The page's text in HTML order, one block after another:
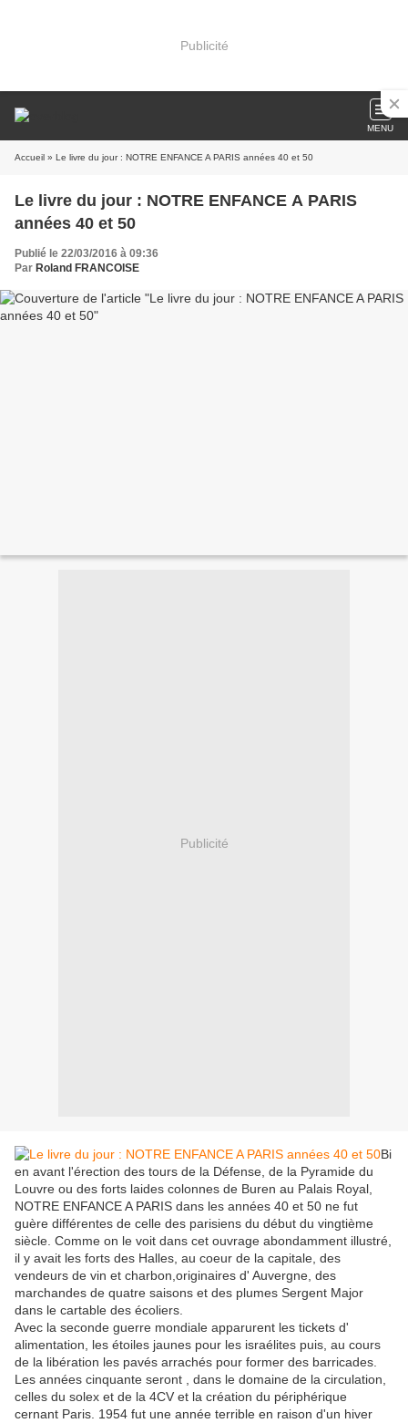
Publicité
MENU
Accueil » Le livre du jour : NOTRE ENFANCE A PARIS années 40 et 50
Le livre du jour : NOTRE ENFANCE A PARIS
années 40 et 50
Publié le 22/03/2016 à 09:36
Par Roland FRANCOISE
Publicité
Bi
en avant l'érection des tours de la Défense, de la Pyramide du
Louvre ou des forts laides colonnes de Buren au Palais Royal,
NOTRE ENFANCE A PARIS dans les années 40 et 50 ne fut
guère différentes de celle des parisiens du début du vingtième
siècle. Comme on le voit dans cet ouvrage abondamment illustré,
il y avait les forts des Halles, au coeur de la capitale, des
vendeurs de vin et charbon,originaires d' Auvergne, des
marchandes de quatre saisons et des plumes Sergent Major
dans le cartable des écoliers.
Avec la seconde guerre mondiale apparurent les tickets d'
alimentation, les étoiles jaunes pour les israélites puis, au cours
de la libération les pavés arrachés pour former des barricades.
Les années cinquante seront , dans le domaine de la circulation,
celles du solex et de la 4CV et la création du périphérique
cernant Paris. 1954 fut une année terrible en raison d'un hiver